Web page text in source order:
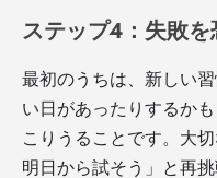
ステップ4：失敗
最初のうちは、新しい
い日があったりするか
こりうることです。大
明日から試そう」と再